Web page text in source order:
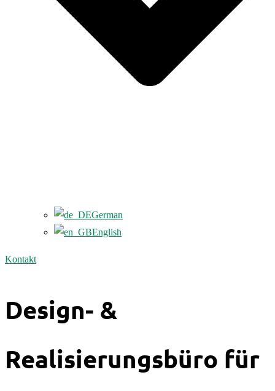
German
English
Kontakt
Design- &
Realisierungsbüro für